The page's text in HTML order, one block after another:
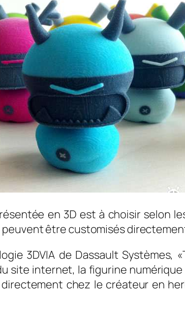
en 3D est à choisir selon
peuvent être customisés
3DVIA de Dassault Systèmes,
site internet, la figurine
chez le créateur en